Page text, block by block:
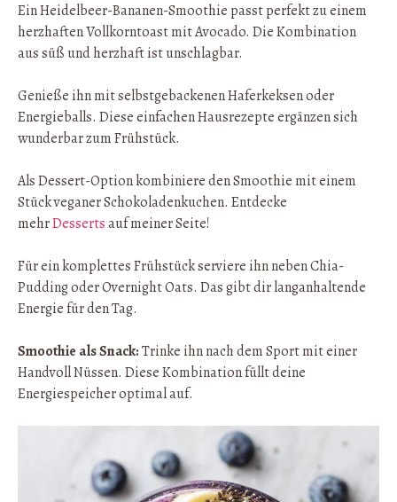
Ein Heidelbeer-Bananen-Smoothie passt perfekt zu einem
herzhaften Vollkorntoast mit Avocado. Die Kombination
aus süß und herzhaft ist unschlagbar.
Genieße ihn mit selbstgebackenen Haferkeksen oder
Energieballs. Diese einfachen Hausrezepte ergänzen sich
wunderbar zum Frühstück.
Als Dessert-Option kombiniere den Smoothie mit einem
Stück veganer Schokoladenkuchen. Entdecke
mehrDessertsauf meiner Seite!
Für ein komplettes Frühstück serviere ihn neben Chia-
Pudding oder Overnight Oats. Das gibt dir langanhaltende
Energie für den Tag.
Smoothie als Snack:Trinke ihn nach dem Sport mit einer
Handvoll Nüssen. Diese Kombination füllt deine
Energiespeicher optimal auf.